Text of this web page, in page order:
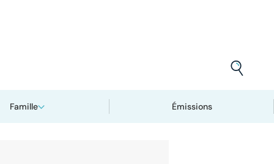
Famille Émissions